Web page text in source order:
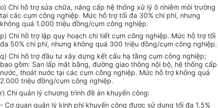
o) Chi hỗ trợ sửa chữa, nâng cấp hệ thống xử lý ô nhiễm môi trường
tại các cụm công nghiệp. Mức hỗ trợ tối đa 30% chi phí, nhưng
không quá 1.000 triệu đồng/cụm công nghiệp.
p) Chi hỗ trợlập quy hoạch chi tiết cụm công nghiệp. Mức hỗ trợ tối
đa 50% chi phí, nhưng không quá 300 triệu đồng/cụm công nghiệp.
q) Chi hỗ trợ đầu tư xây dựng kết cấu hạ tầng cụm công nghiệp;
bao gồm: San lấp mặt bằng, đường giao thông nội bộ, hệ thống cấp
nước, thoát nước tại các cụm công nghiệp. Mức hỗ trợ không quá
2.000 triệu đồng/cụm công nghiệp.
r) Chi quản lý chương trình đề án khuyến công:
- Cơ quan quản lý kinh phí khuyến công được sử dụng tối đa 1,5%